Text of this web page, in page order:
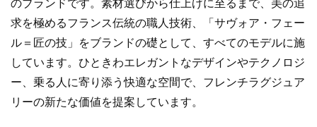
のブランドです。素材選びから仕上げに至るまで、美の追
求を極めるフランス伝統の職人技術、「サヴォア・フェー
ル＝匠の技」をブランドの礎として、すべてのモデルに施
しています。ひときわエレガントなデザインやテクノロジ
ー、乗る人に寄り添う快適な空間で、フレンチラグジュア
リーの新たな価値を提案しています。